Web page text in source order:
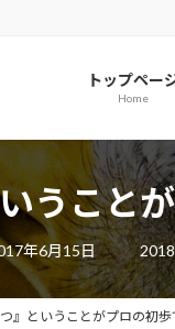
トップペー
Home
うこと
年6月15日
最
終
更
新
日
時
』ということがプロの初歩